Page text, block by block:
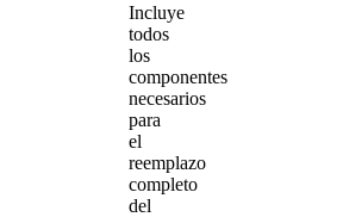
Incluye
todos
los
componentes
necesarios
para
el
reemplazo
completo
del